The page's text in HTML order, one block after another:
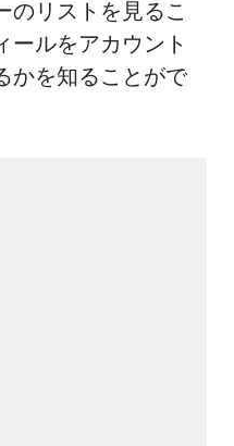
のリストを見るこ
ールをアカウント
かを知ることがで